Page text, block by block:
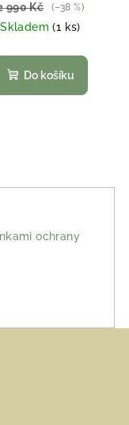
990 Kč
(–38 %)
Skladem(1 ks)
Do košíku
ochrany